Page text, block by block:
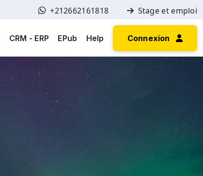
+212662161818 Stage et emploi
CRM - ERP EPub Help Connexion